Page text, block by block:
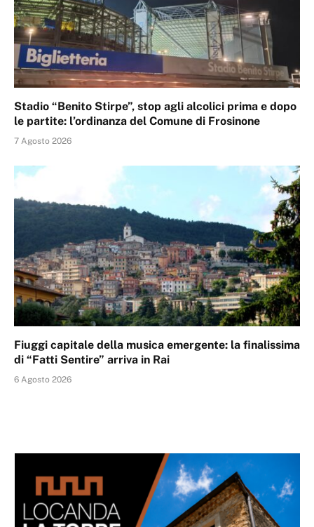
Stadio “Benito Stirpe”, stop agli alcolici prima e dopo
le partite: l’ordinanza del Comune di Frosinone
7 Agosto 2026
Fiuggi capitale della musica emergente: la finalissima
di “Fatti Sentire” arriva in Rai
6 Agosto 2026